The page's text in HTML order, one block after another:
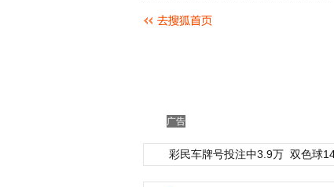
广告
彩民车牌号投注中3.9万 双色球